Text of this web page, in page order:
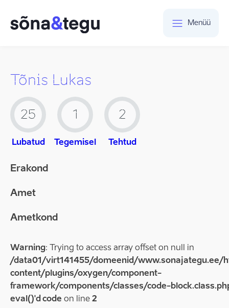
Menüü
Tõnis Lukas
25
Lubatud
1
Tegemisel
2
Tehtud
Erakond
Amet
Ametkond
Warning: Trying to access array offset on null in
/data01/virt141455/domeenid/www.sonajategu.ee/
content/plugins/oxygen/component-
framework/components/classes/code-
eval()'d code on line 2